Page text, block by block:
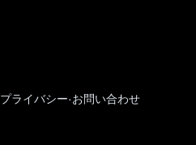
プライバシー·お問い合わせ